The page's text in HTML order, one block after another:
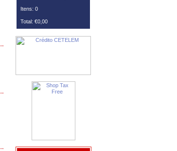
Itens: 0
Total: €0,00